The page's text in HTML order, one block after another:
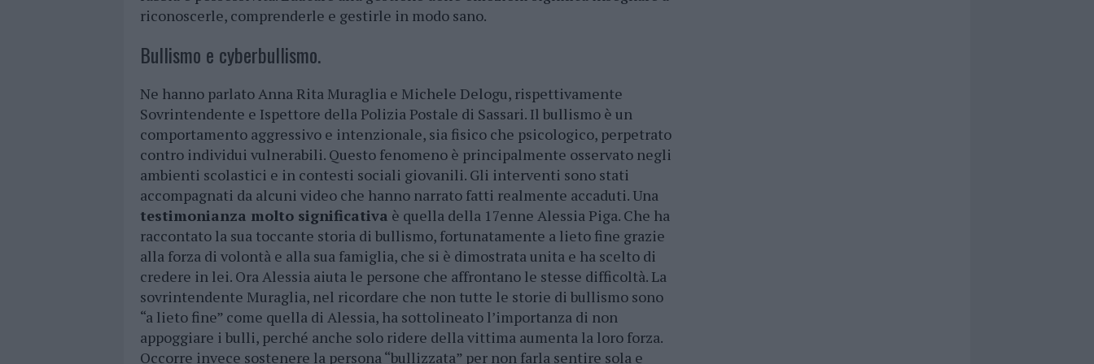
riconoscerle, comprenderle e gestirle in modo sano.
Bullismo e cyberbullismo.
Ne hanno parlato Anna Rita Muraglia e Michele Delogu, rispettivamente
Sovrintendente e Ispettore della Polizia Postale di Sassari. Il bullismo è un
comportamento aggressivo e intenzionale, sia fisico che psicologico, perpetrato
contro individui vulnerabili. Questo fenomeno è principalmente osservato negli
ambienti scolastici e in contesti sociali giovanili. Gli interventi sono stati
accompagnati da alcuni video che hanno narrato fatti realmente accaduti. Una
testimonianza molto significativa è quella della 17enne Alessia Piga. Che ha
raccontato la sua toccante storia di bullismo, fortunatamente a lieto fine grazie
alla forza di volontà e alla sua famiglia, che si è dimostrata unita e ha scelto di
credere in lei. Ora Alessia aiuta le persone che affrontano le stesse difficoltà. La
sovrintendente Muraglia, nel ricordare che non tutte le storie di bullismo sono
“a lieto fine” come quella di Alessia, ha sottolineato l’importanza di non
appoggiare i bulli, perché anche solo ridere della vittima aumenta la loro forza.
Occorre invece sostenere la persona “bullizzata” per non farla sentire sola e